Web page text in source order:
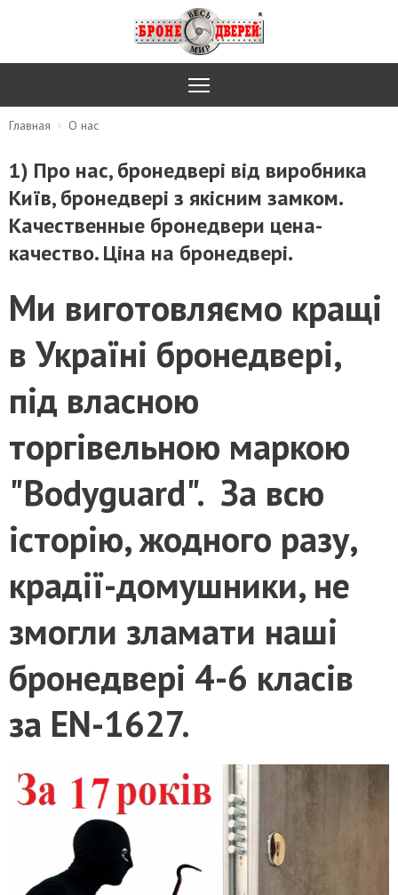
Главная О нас
1) Про нас, бронедвері від виробника
Київ, бронедвері з якісним замком.
Качественные бронедвери цена-
качество. Ціна на бронедвері.
Ми виготовляємо кращі
в Україні бронедвері,
під власною
торгівельною маркою
"Bodyguard". За всю
історію, жодного разу,
крадії-домушники, не
змогли зламати наші
бронедвері 4-6 класів
за EN-1627.